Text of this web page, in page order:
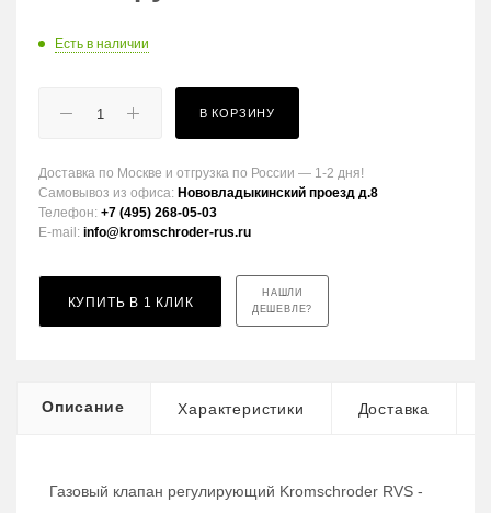
Есть в наличии
В КОРЗИНУ
Доставка по Москве и отгрузка по России — 1-2 дня!
Самовывоз из офиса: Нововладыкинский проезд д.8
Телефон: +7 (495) 268-05-03
E-mail: info@kromschroder-rus.ru
КУПИТЬ В 1 КЛИК
НАШЛИ
ДЕШЕВЛЕ?
Описание Характеристики Доставка
Газовый клапан регулирующий Kromschroder RVS -